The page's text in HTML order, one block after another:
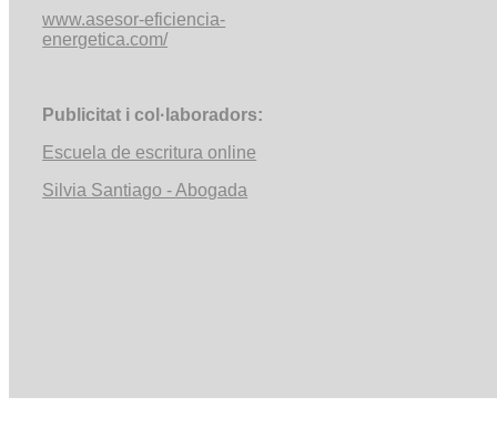
www.asesor-eficiencia-
energetica.com/
Publicitat icol·laboradors:
Escuela de escritura online
Silvia Santiago -Abogada